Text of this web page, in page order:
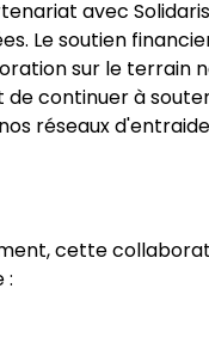
avec
Le soutien
sur le terrain
continuer à
réseaux
cette
: